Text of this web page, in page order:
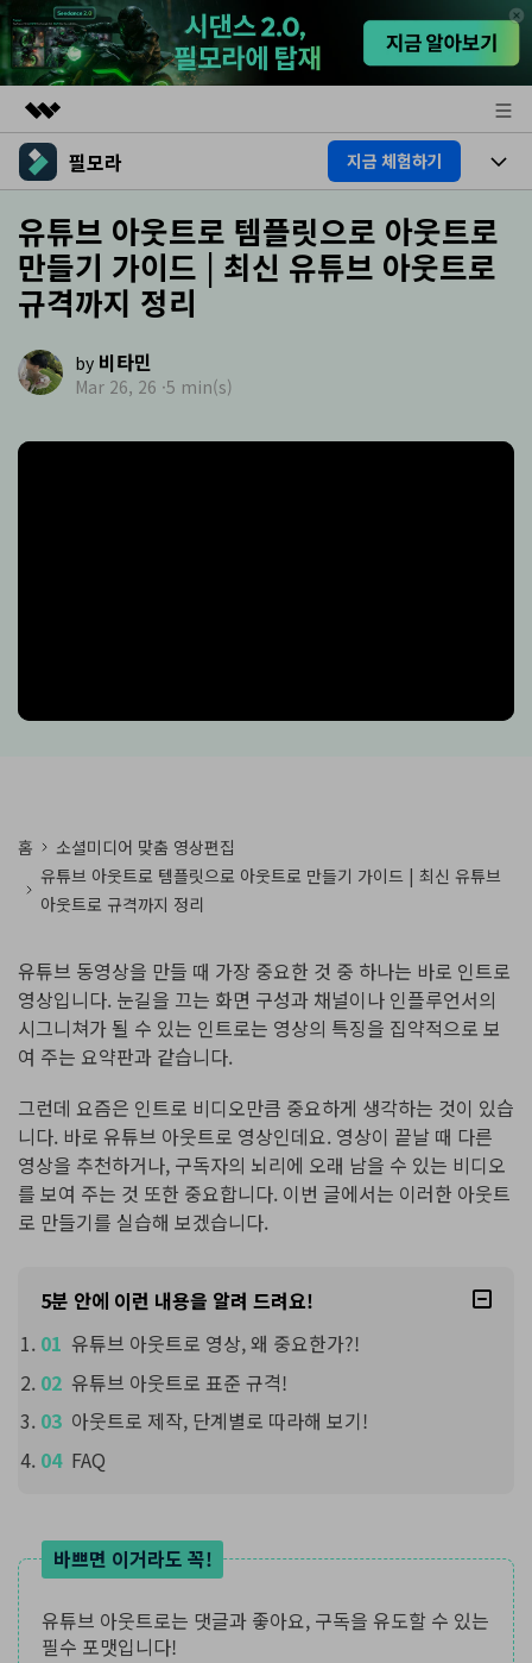
주요 제품
유틸리티
비즈니스
개요
솔루션
회사 소개
플랜 및 가격
필모라 지금 체험하기
제품
플랫폼
기능
AI
AI 꿀팁
영상 편집 자료실
동영상 편집하기
검색
유튜브 아웃트로 템플릿으로 아웃트로
만들기 가이드 | 최신 유튜브 아웃트로
규격까지 정리
by 비타민
Mar 26, 26 ·5 min(s)
홈
소셜미디어 맞춤 영상편집
유튜브 아웃트로 템플릿으로 아웃트로 만들기 가이드 | 최신 유튜브
아웃트로 규격까지 정리
유튜브 동영상을 만들 때 가장 중요한 것 중 하나는 바로 인트로
영상입니다. 눈길을 끄는 화면 구성과 채널이나 인플루언서의
시그니쳐가 될 수 있는 인트로는 영상의 특징을 집약적으로 보
여 주는 요약판과 같습니다.
그런데 요즘은 인트로 비디오만큼 중요하게 생각하는 것이 있습
니다. 바로 유튜브 아웃트로 영상인데요. 영상이 끝날 때 다른
영상을 추천하거나, 구독자의 뇌리에 오래 남을 수 있는 비디오
를 보여 주는 것 또한 중요합니다. 이번 글에서는 이러한 아웃트
로 만들기를 실습해 보겠습니다.
5분 안에 이런 내용을 알려 드려요!
유튜브 아웃트로 영상, 왜 중요한가?!
유튜브 아웃트로 표준 규격!
아웃트로 제작, 단계별로 따라해 보기!
FAQ
바쁘면 이거라도 꼭!
유튜브 아웃트로는 댓글과 좋아요, 구독을 유도할 수 있는
필수 포맷입니다!